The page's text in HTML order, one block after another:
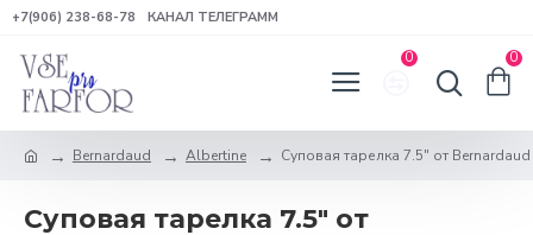
+7(906) 238-68-78 КАНАЛ ТЕЛЕГРАММ
0 0
Bernardaud Albertine Суповая тарелка 7.5" от Bernardaud
Суповая тарелка 7.5" от